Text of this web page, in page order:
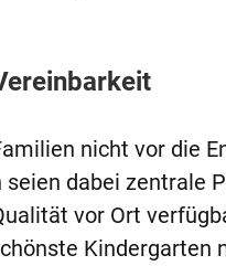
nicht vor die
dabei zentrale
vor Ort